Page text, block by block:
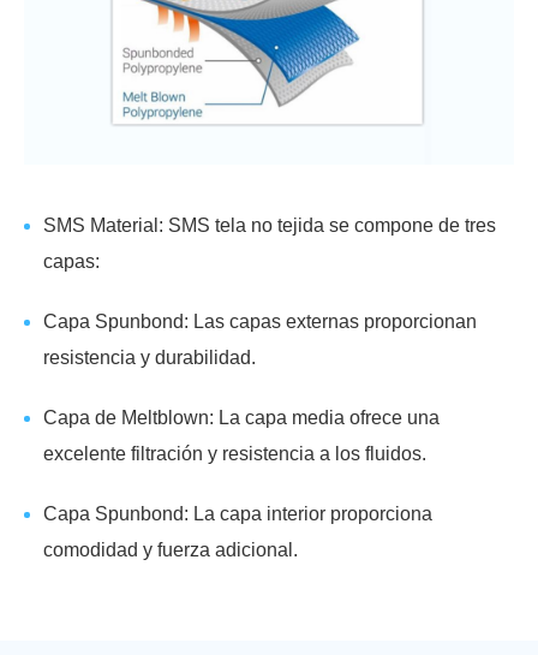
SMS Material: SMS tela no tejida se compone de tres
capas:
Capa Spunbond: Las capas externas proporcionan
resistencia y durabilidad.
Capa de Meltblown: La capa media ofrece una
excelente filtración y resistencia a los fluidos.
Capa Spunbond: La capa interior proporciona
comodidad y fuerza adicional.